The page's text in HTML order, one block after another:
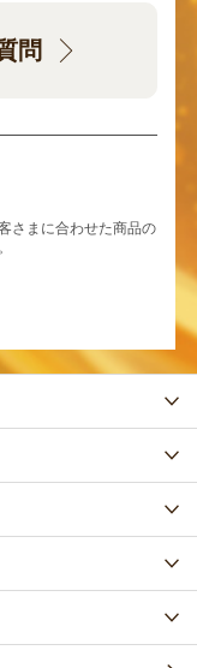
問
さまに合わせた商品の